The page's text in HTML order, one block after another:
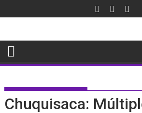
al
Chuquisaca: